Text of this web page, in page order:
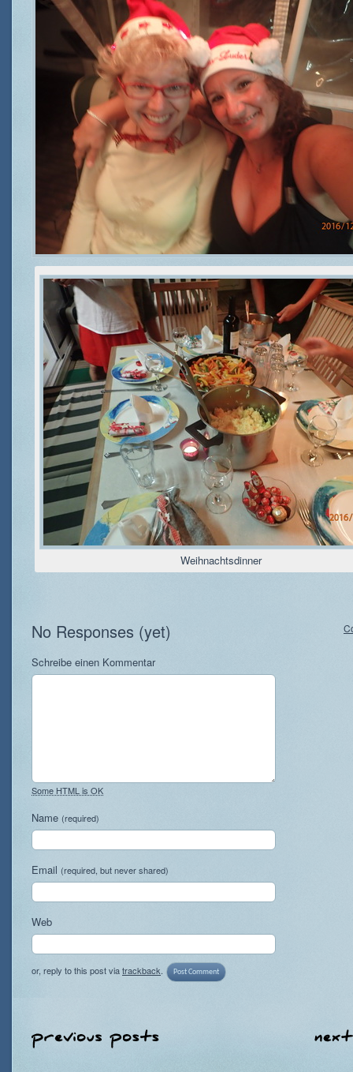
Weihnachtsdinner
No Responses (yet)
Schreibe einen Kommentar
Some HTML is OK
Name (required)
Email (required, but never shared)
Web
or, reply to this post viatrackback